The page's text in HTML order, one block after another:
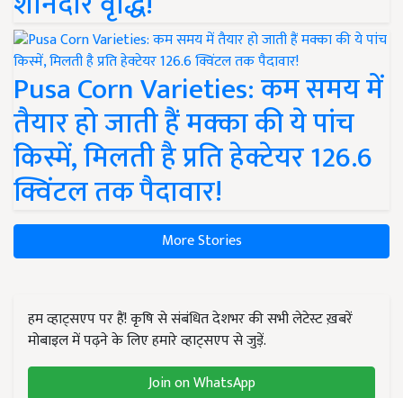
Pusa Corn Varieties: कम समय में
तैयार हो जाती हैं मक्का की ये पांच
किस्में, मिलती है प्रति हेक्टेयर 126.6
क्विंटल तक पैदावार!
More Stories
हम व्हाट्सएप पर हैं! कृषि से संबंधित देशभर की सभी लेटेस्ट ख़बरें
मोबाइल में पढ़ने के लिए हमारे व्हाट्सएप से जुड़ें.
Join on WhatsApp